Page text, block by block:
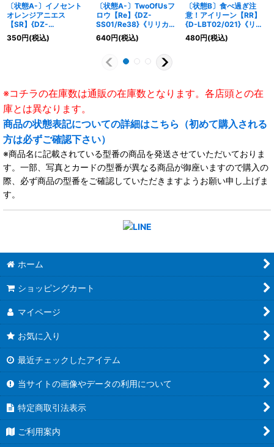
〔状態A-〕イノセント
オレンジアニエス
【SR】{DZ-
BT01/SR37}《リリカル
モナステリオ》
350円(税込)
〔状態A-〕TwoOfUsフ
ロウ【Re】{DZ-
SS01/Re38}《リリカル
モナステリオ》
640円(税込)
〔状態B〕食べ過ぎ注
意！アイリーン【RR】
{D-LBT02/021}《リリ
カルモナステリオ》
480円(税込)
※コチラの在庫数は通販の在庫数となります。各店頭との在
庫とは異なります。
商品の状態表記についての詳細はこちら（初めて購入される
方は必ずご確認下さい）
※商品名に記載されている型番の商品を発送させていただいておりま
す。一部、写真とカードの型番が異なる商品が御座いますので購入の
際、必ず商品の型番をご確認していただきますようお願い申し上げま
す。
ホーム
ショッピングカート
マイページ
お気に入り
最近チェックしたアイテム
当サイトの画像やデータの利用について
特定商取引法表示
ご利用案内